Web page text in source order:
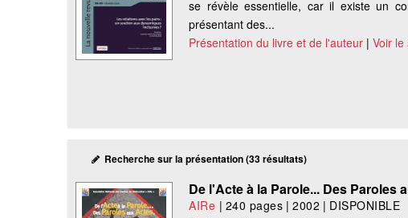
se révèle essentielle, car il existe un
présentant des...
Présentation du livre et de l'auteur |Voir
Recherche sur la présentation (33 résultats)
De l'Acte à la Parole... Des Paroles
AIRe | 240 pages |2002 | DISPONIBLE